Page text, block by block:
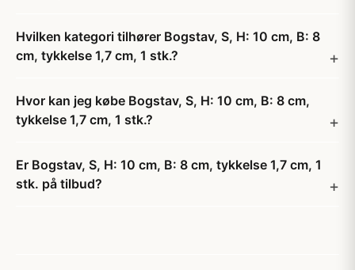
Hvilken kategori tilhører Bogstav, S, H: 10 cm, B: 8
cm, tykkelse 1,7 cm, 1 stk.?
Hvor kan jeg købe Bogstav, S, H: 10 cm, B: 8 cm,
tykkelse 1,7 cm, 1 stk.?
Er Bogstav, S, H: 10 cm, B: 8 cm, tykkelse 1,7 cm, 1
stk. på tilbud?